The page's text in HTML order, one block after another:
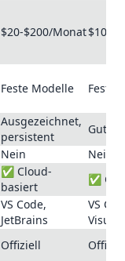
$20-$200/Monat$10-
Feste Modelle Feste
Ausgezeichnet,
persistent
Gut,
Nein
Nein
✅ Cloud-
basiert
✅
VS Code,
JetBrains
VS
Visual
Offiziell